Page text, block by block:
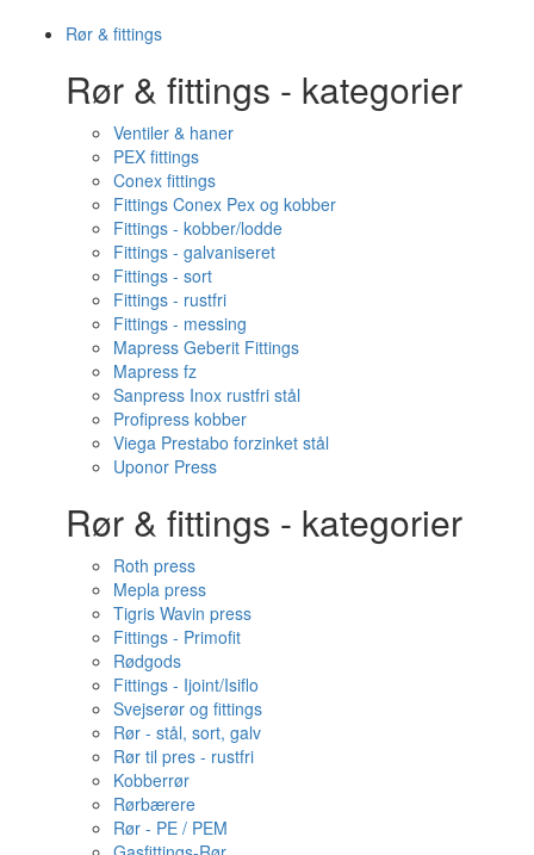
Rør & fittings
Rør & fittings - kategorier
Ventiler & haner
PEX fittings
Conex fittings
Fittings Conex Pex og kobber
Fittings - kobber/lodde
Fittings - galvaniseret
Fittings - sort
Fittings - rustfri
Fittings - messing
Mapress Geberit Fittings
Mapress fz
Sanpress Inox rustfri stål
Profipress kobber
Viega Prestabo forzinket stål
Uponor Press
Rør & fittings - kategorier
Roth press
Mepla press
Tigris Wavin press
Fittings - Primofit
Rødgods
Fittings - Ijoint/Isiflo
Svejserør og fittings
Rør - stål, sort, galv
Rør til pres - rustfri
Kobberrør
Rørbærere
Rør - PE / PEM